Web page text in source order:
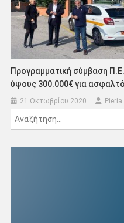
Προγραμματική σύμβαση
ύψους 300.000€ για
21 Οκτωβρίου 2020 Pieria